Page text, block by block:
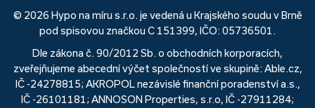
© 2026 Hypo na míru s.r.o. je vedená u Krajského soudu v Brně
pod spisovou značkou C 151399, IČO: 05736501.
Dle zákona č. 90/2012 Sb. o obchodních korporacích,
zveřejňujeme abecední výčet společností ve skupině: Able.cz,
IČ -24278815; AKROPOL nezávislé finanční poradenství a.s.,
IČ -26101181; ANNOSON Properties, s.r.o, IČ -27911284;